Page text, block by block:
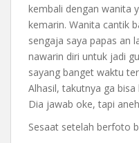
kembali dengan wanita
kemarin. Wanita cantik
sengaja saya papas an
nawarin diri untuk jadi
sayang banget waktu
Alhasil, takutnya ga
Dia jawab oke, tapi
Sesaat setelah berfoto